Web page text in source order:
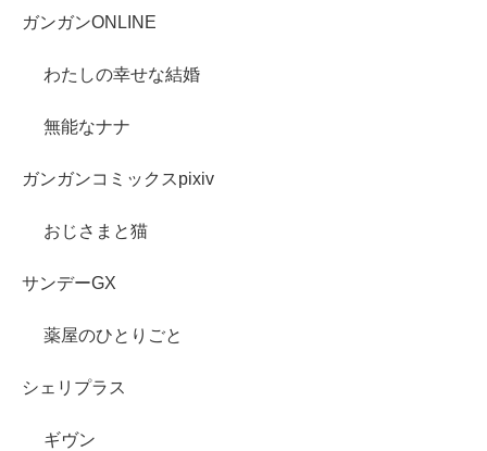
ガンガンONLINE
わたしの幸せな結婚
無能なナナ
ガンガンコミックスpixiv
おじさまと猫
サンデーGX
薬屋のひとりごと
シェリプラス
ギヴン